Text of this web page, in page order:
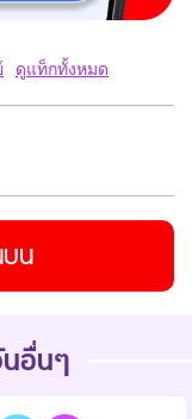
ดูแท็กทั้งหมด
บน
นอื่นๆ